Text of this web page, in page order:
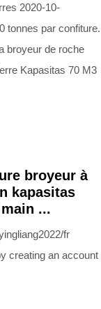
2020-10-
tonnes par confiture.
broyeur de roche
Kapasitas 70 M3
broyeur à
kapasitas
...
fr
creating an account